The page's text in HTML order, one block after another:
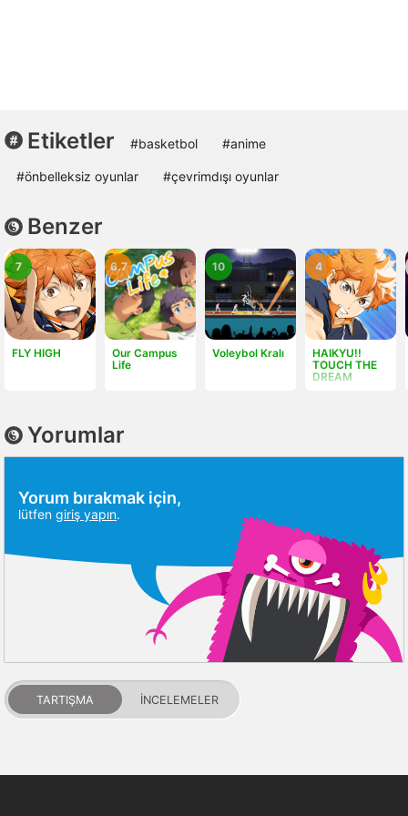
Etiketler #basketbol #anime
#önbelleksiz oyunlar #çevrimdışı oyunlar
Benzer
FLY HIGH
7
Our Campus
Life
6.7
Voleybol Kralı
10
HAIKYU!!
TOUCH THE
DREAM
4
Yorumlar
Yorum bırakmak için,
lütfen giriş yapın.
TARTIŞMA İNCELEMELER